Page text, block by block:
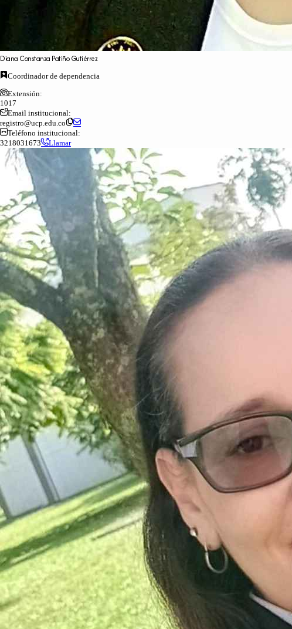
Diana Constanza Patiño Gutiérrez
Coordinador de dependencia
Extensión:
1017
Email institucional:
registro@ucp.edu.co
Teléfono institucional:
3218031673
Llamar